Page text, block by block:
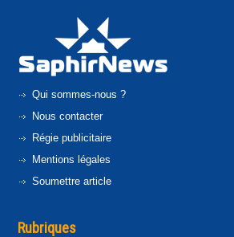
Qui sommes-nous ?
Nous contacter
Régie publicitaire
Mentions légales
Soumettre article
Rubriques